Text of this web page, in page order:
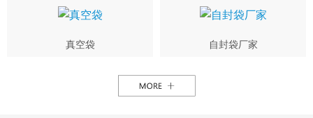
真空袋 自封袋厂家